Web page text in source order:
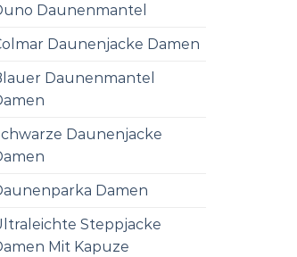
Daunenmantel
Daunenjacke Damen
Daunenmantel
Daunenjacke
Damen
Steppjacke
Mit Kapuze